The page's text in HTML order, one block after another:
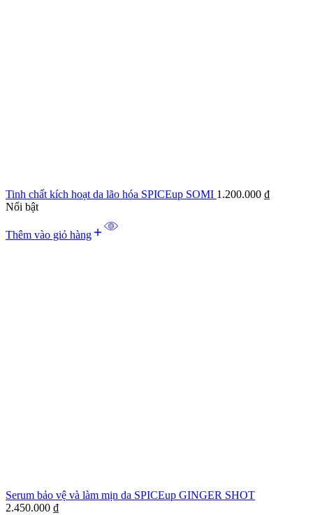
Tinh chất kích hoạt da lão hóa SPICEup SOMI 1.200.000 ₫
Nổi bật
Thêm vào giỏ hàng
Serum bảo vệ và làm mịn da SPICEup GINGER SHOT
2.450.000 ₫